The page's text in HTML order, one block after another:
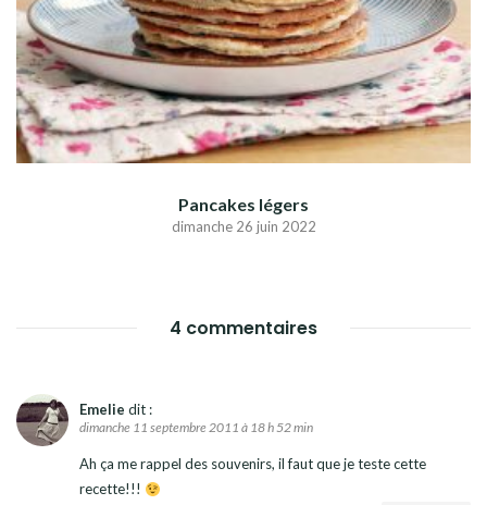
Pancakes légers
dimanche 26 juin 2022
4 commentaires
Emelie dit :
dimanche 11 septembre 2011 à 18 h 52 min
Ah ça me rappel des souvenirs, il faut que je teste cette
recette!!!